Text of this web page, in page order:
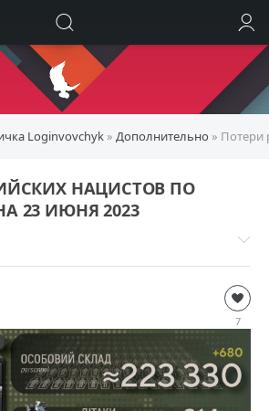
Loginvovchyk » Дополнительно » Потери
НАЦИСТОВ ПО
23 ИЮНЯ 2023
7